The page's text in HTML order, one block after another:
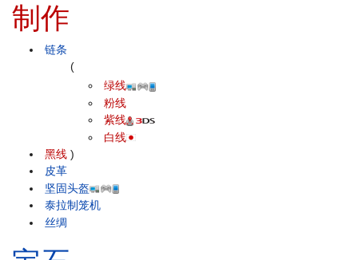
制作
链条
黑线
(
绿线
粉线
紫线
白线
)
皮革
坚固头盔
泰拉制笼机
丝绸